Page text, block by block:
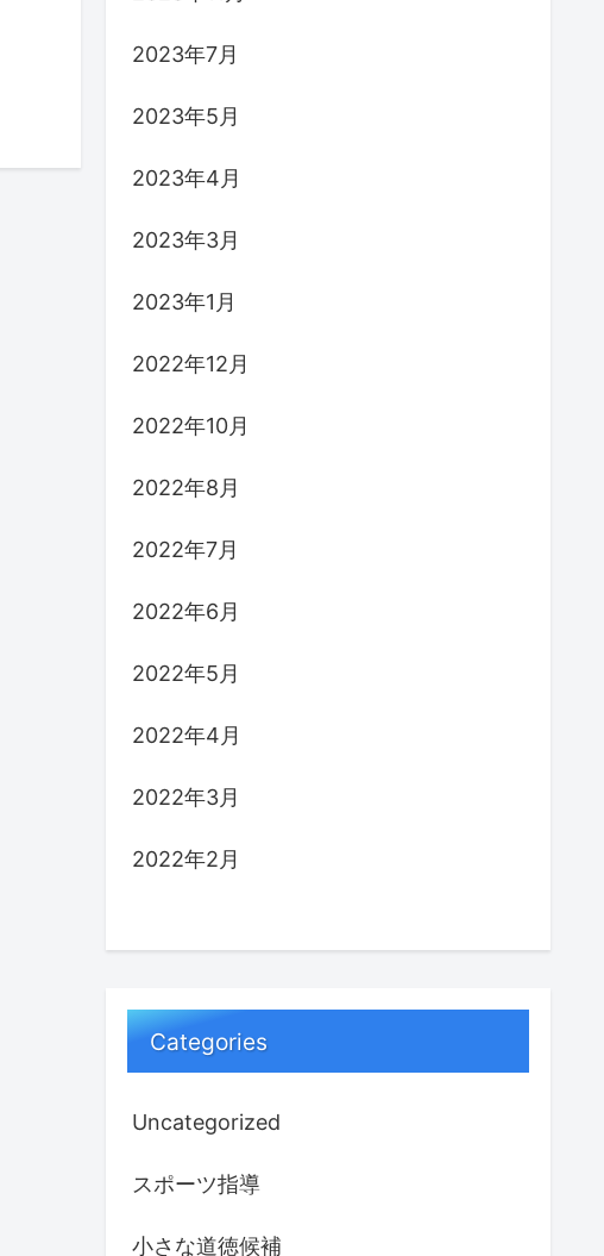
2023年7月
2023年5月
2023年4月
2023年3月
2023年1月
2022年12月
2022年10月
2022年8月
2022年7月
2022年6月
2022年5月
2022年4月
2022年3月
2022年2月
Categories
Uncategorized
スポーツ指導
小さな道徳候補